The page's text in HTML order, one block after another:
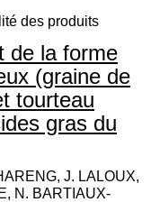
des produits
de la forme
(graine de
tourteau
gras du
J. LALOUX,
N. BARTIAUX-